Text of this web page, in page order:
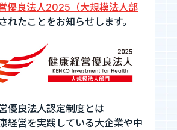
せ
的勢力排除宣言
ィ基本方針
優良法人2025（大規模法人部
されたことをお知らせします。
優良法人認定制度とは
経営を実践している大企業や中